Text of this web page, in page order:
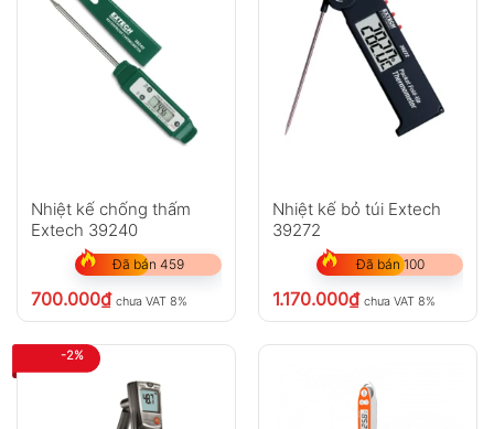
Nhiệt kế chống thấm
Extech 39240
Đã bán 459
700.000₫ chưa VAT 8%
Nhiệt kế bỏ túi Extech
39272
Đã bán 100
1.170.000₫ chưa VAT 8%
-2%